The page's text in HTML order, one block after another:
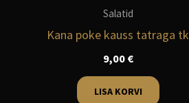
Salatid
Kana poke kauss tatraga tk
9,00 €
LISA KORVI